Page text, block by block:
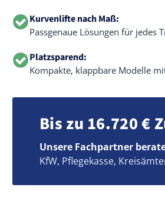
Kurvenlifte nach Maß:
Passgenaue Lösungen für jedes
Platzsparend:
Kompakte, klappbare Modelle
Bis zu 16.720 €
Unsere Fachpartner
KfW, Pflegekasse,